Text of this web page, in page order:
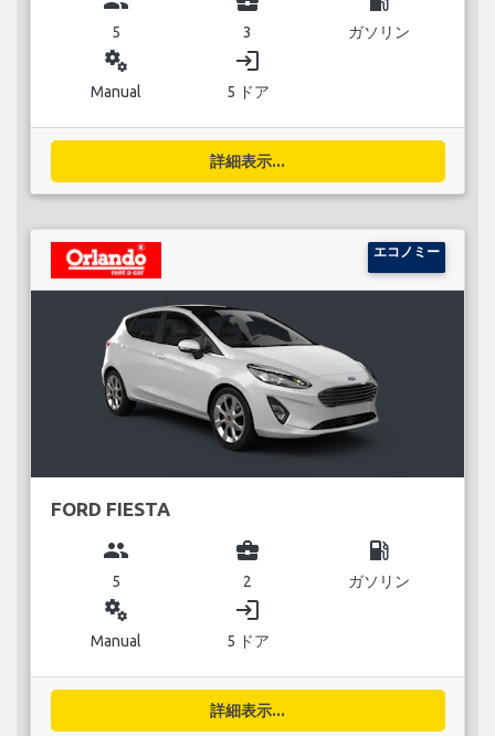
5 3 ガソリン
miscellaneous_services
Manual
login
5 ドア
詳細表示...
エコノミー
FORD FIESTA
group
5
business_center
2
local_gas_station
ガソリン
miscellaneous_services
Manual
login
5 ドア
詳細表示...